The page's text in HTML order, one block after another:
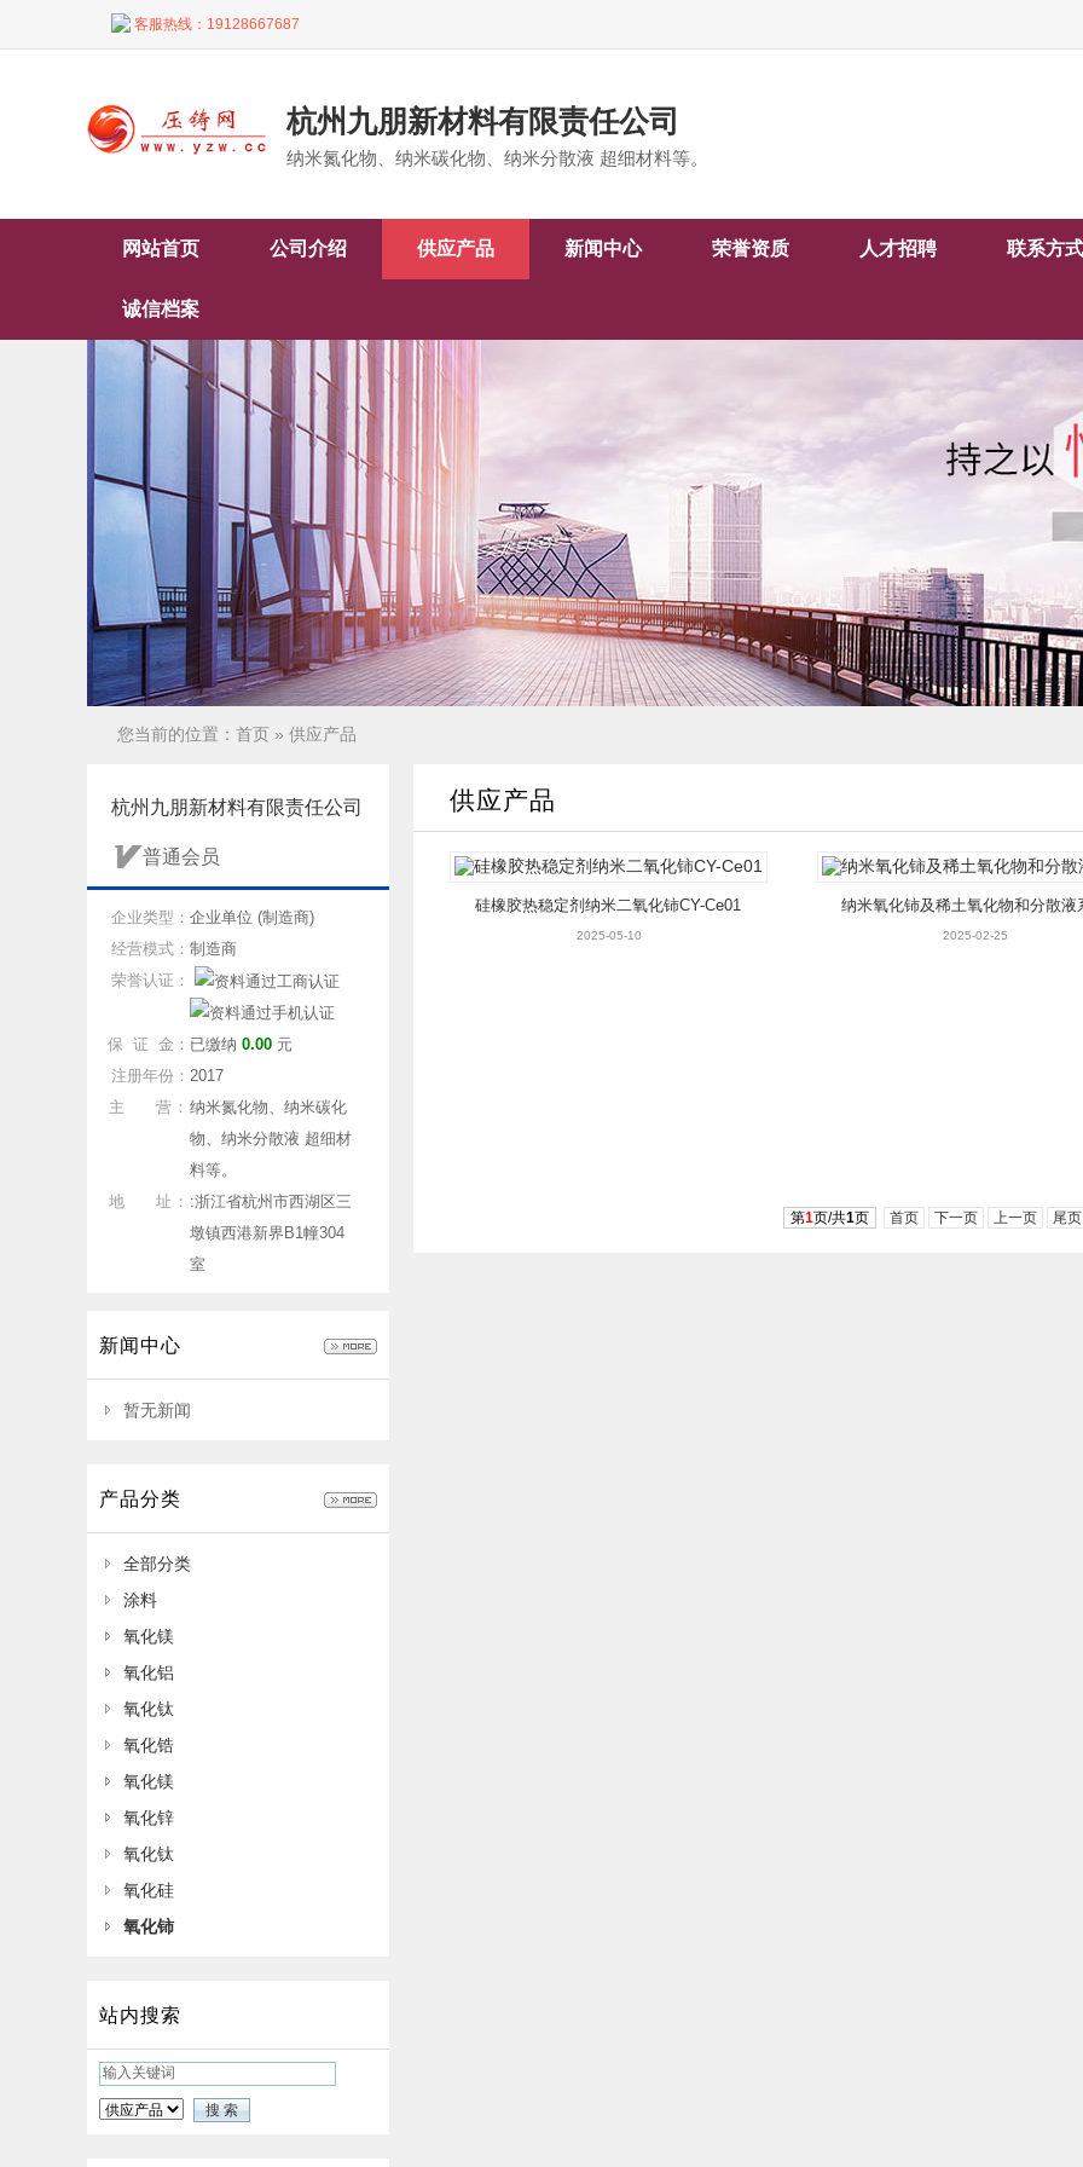
客服热线： 19128667687
杭州九朋新材料有限责任公司
纳米氮化物、纳米碳化物、纳米分散液 超细材料等。
网站首页 公司介绍 供应产品 新闻中心 荣誉资质 人才招聘 联系方式
诚信档案
您当前的位置： 首页 » 供应产品
杭州九朋新材料有限责任公司
普通会员
企业类型： 企业单位 (制造商)
经营模式： 制造商
荣誉认证：
保 证 金： 已缴纳 0.00 元
注册年份： 2017
主 营： 纳米氮化物、纳米碳化
物、纳米分散液 超细材
料等。
地 址： :浙江省杭州市西湖区三
墩镇西港新界B1幢304
室
新闻中心
暂无新闻
产品分类
全部分类
涂料
氧化镁
氧化铝
氧化钛
氧化锆
氧化镁
氧化锌
氧化钛
氧化硅
氧化铈
站内搜索
供应产品
硅橡胶热稳定剂纳米二氧化铈CY-Ce01
2025-05-10
纳米氧化铈及稀土氧化物和分散液
2025-02-25
第1页/共1页 首页 下一页 上一页 尾